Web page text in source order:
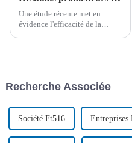
Une étude récente met en
évidence l'efficacité de la
atteints d'un lymphome aigu à
Recherche Associée
Société Ft516 Entreprises